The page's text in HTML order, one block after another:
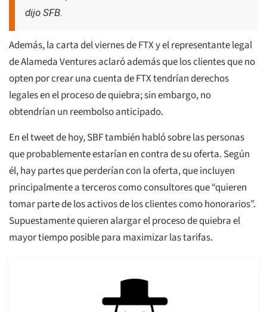
dijo SFB.
Además, la carta del viernes de FTX y el representante legal
de Alameda Ventures aclaró además que los clientes que no
opten por crear una cuenta de FTX tendrían derechos
legales en el proceso de quiebra; sin embargo, no
obtendrían un reembolso anticipado.
En el tweet de hoy, SBF también habló sobre las personas
que probablemente estarían en contra de su oferta. Según
él, hay partes que perderían con la oferta, que incluyen
principalmente a terceros como consultores que “quieren
tomar parte de los activos de los clientes como honorarios”.
Supuestamente quieren alargar el proceso de quiebra el
mayor tiempo posible para maximizar las tarifas.